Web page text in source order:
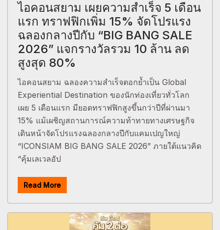
ไอคอนสยาม เผยความสำเร็จ 5 เดือน
แรก ทราฟฟิกเพิ่ม 15% จัดโปรแรง
ฉลองกลางปีกับ “BIG BANG SALE
2026” แจกรางวัลรวม 10 ล้าน ลด
สูงสุด 80%
ไอคอนสยาม ฉลองความสำเร็จตอกย้ำเป็น Global
Experiential Destination ของนักท่องเที่ยวทั่วโลก
เผย 5 เดือนแรก มียอดทราฟฟิกสูงขึ้นกว่าปีที่ผ่านมา
15% แม้เผชิญสถานการณ์ความท้าทายทางเศรษฐกิจ
เดินหน้าจัดโปรแรงฉลองกลางปีกับแคมเปญใหญ่
“ICONSIAM BIG BANG SALE 2026” ภายใต้แนวคิด
“คุ้มเลเวลอัป
Read More